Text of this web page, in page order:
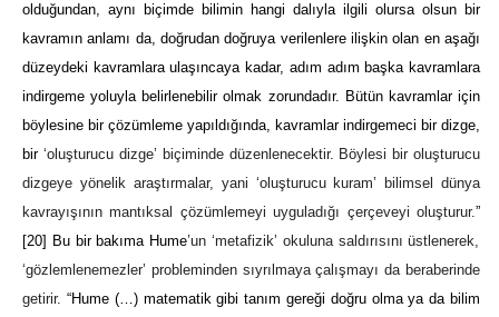
olduğundan, aynı biçimde bilimin hangi dalıyla ilgili olursa olsun bir
kavramın anlamı da, doğrudan doğruya verilenlere ilişkin olan en aşağı
düzeydeki kavramlara ulaşıncaya kadar, adım adım başka kavramlara
indirgeme yoluyla belirlenebilir olmak zorundadır. Bütün kavramlar için
böylesine bir çözümleme yapıldığında, kavramlar indirgemeci bir dizge,
bir ‘oluşturucu dizge’ biçiminde düzenlenecektir. Böylesi bir oluşturucu
dizgeye yönelik araştırmalar, yani ‘oluşturucu kuram’ bilimsel dünya
kavrayışının mantıksal çözümlemeyi uyguladığı çerçeveyi oluşturur.”
[20] Bu bir bakıma Hume’un ‘metafizik’ okuluna saldırısını üstlenerek,
‘gözlemlenemezler’ probleminden sıyrılmaya çalışmayı da beraberinde
getirir. “Hume (…) matematik gibi tanım gereği doğru olma ya da bilim